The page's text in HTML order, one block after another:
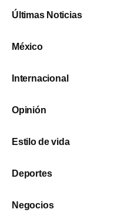
Últimas Noticias
México
Internacional
Opinión
Estilo de vida
Deportes
Negocios